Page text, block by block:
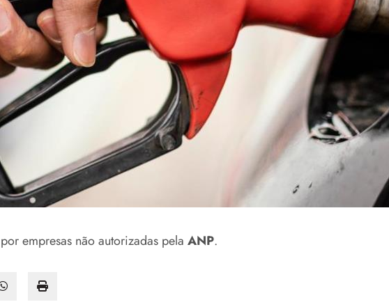
empresas não autorizadas pela ANP.